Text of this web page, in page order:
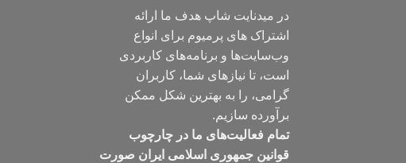
در میدنایت شاپ هدف ما ارائه
اشتراک های پرمیوم برای انواع
وب‌سایت‌ها و برنامه‌های کاربردی
است، تا نیازهای شما، کاربران
گرامی، را به بهترین شکل ممکن
برآورده سازیم.
تمام فعالیت‌های ما در چارچوب
قوانین جمهوری اسلامی ایران صورت